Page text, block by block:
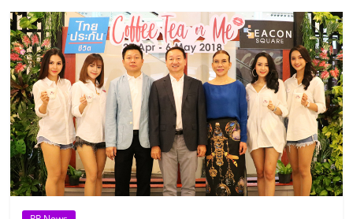
รน
ไชส์,
ศูนย์
รวม